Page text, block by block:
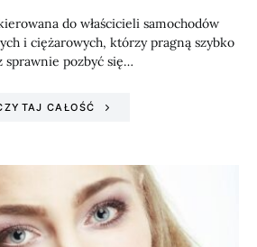
do właścicieli samochodów
i ciężarowych, którzy pragną szybko
sprawnie pozbyć się…
CAŁOŚĆ